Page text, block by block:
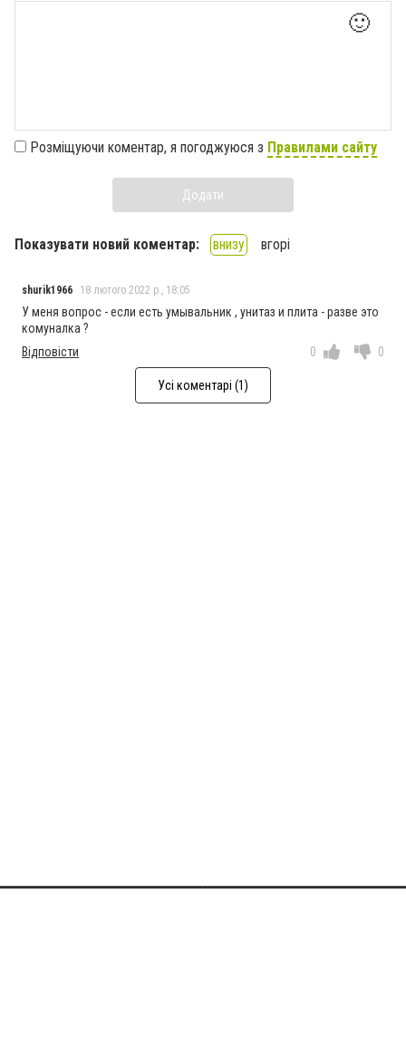
🙂
Розміщуючи коментар, я погоджуюся з Правилами сайту
Додати
Показувати новий коментар: внизу вгорі
shurik1966 18 лютого 2022 р., 18:05
У меня вопрос - если есть умывальник , унитаз и плита - разве это
комуналка ?
Відповісти
0 0
Усі коментарі (1)